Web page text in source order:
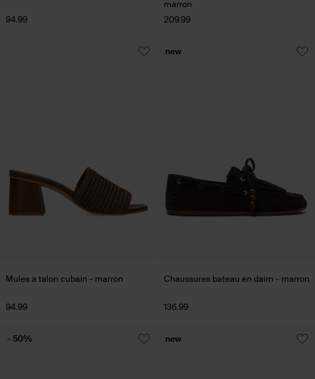
94.99
marron
209.99
Mules à talon cubain - marron
94.99
Chaussures bateau en daim - marron
136.99
new
- 50% new